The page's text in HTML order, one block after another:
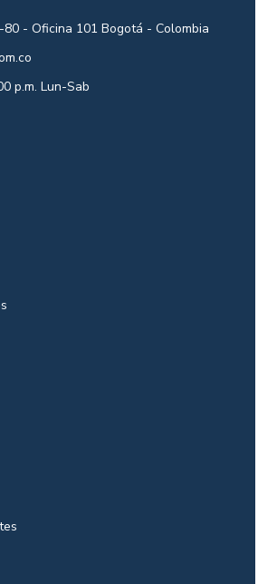
- Oficina 101 Bogotá - Colombia
p.m. Lun-Sab